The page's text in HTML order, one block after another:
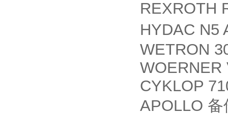
REXROTH
HYDAC N5
WETRON
WOERNER
CYKLOP
APOLLO 备